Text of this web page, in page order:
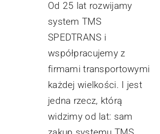
Od 25 lat rozwijamy
system TMS
SPEDTRANS i
współpracujemy z
firmami transportowymi
każdej wielkości. I jest
jedna rzecz, którą
widzimy od lat: sam